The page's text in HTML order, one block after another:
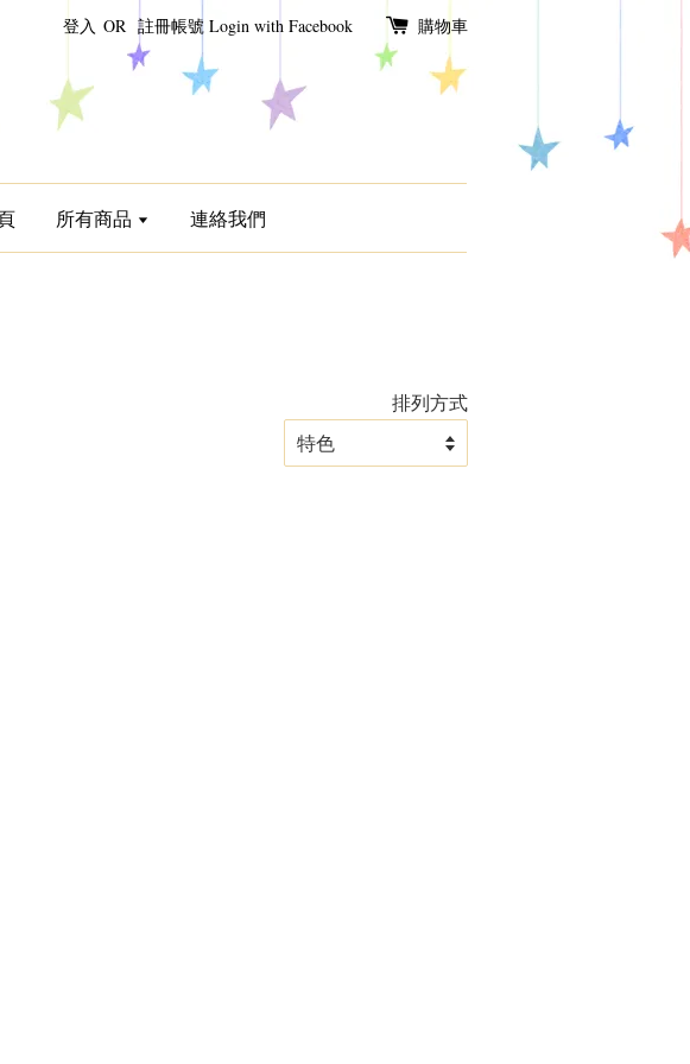
登入 OR 註冊帳號 Login with Facebook 購物車
所有商品 連絡我們
排列方式